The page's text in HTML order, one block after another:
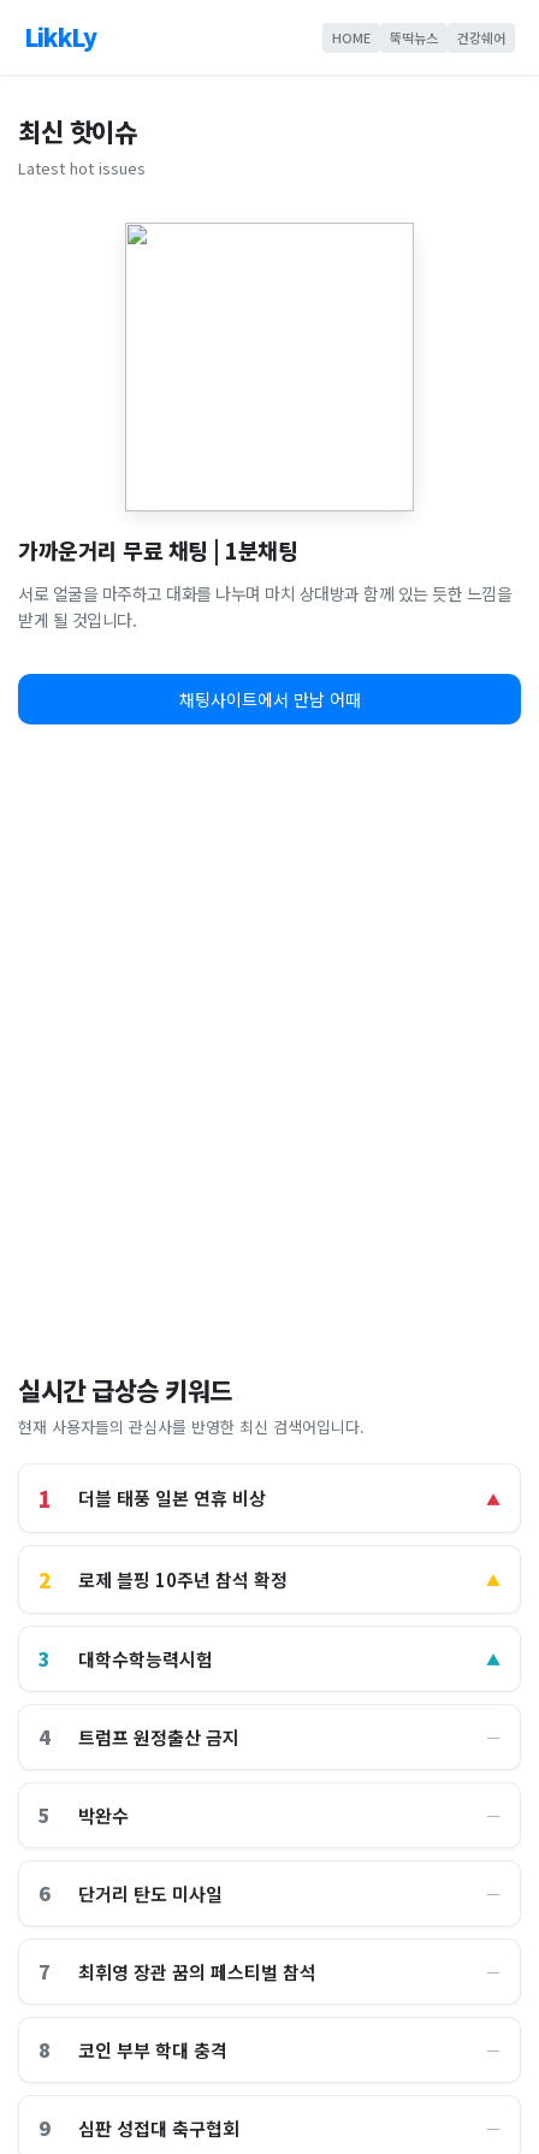
LikkLy HOME 뚝딱뉴스 건강쉐어
최신 핫이슈
Latest hot issues
가까운거리 무료 채팅 | 1분채팅
서로 얼굴을 마주하고 대화를 나누며 마치 상대방과 함께 있는 듯한 느낌을
받게 될 것입니다.
채팅사이트에서 만남 어때
실시간 급상승 키워드
현재 사용자들의 관심사를 반영한 최신 검색어입니다.
1 더블 태풍 일본 연휴 비상 ▲
2 로제 블핑 10주년 참석 확정 ▲
3 대학수학능력시험 ▲
4 트럼프 원정출산 금지 ―
5 박완수 ―
6 단거리 탄도 미사일 ―
7 최휘영 장관 꿈의 페스티벌 참석 ―
8 코인 부부 학대 충격 ―
9 심판 성접대 축구협회 ―